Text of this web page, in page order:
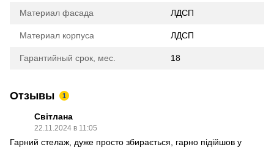
Материал фасада ЛДСП
Материал корпуса ЛДСП
Гарантийный срок, мес. 18
Отзывы 1
Світлана
22.11.2024 в 11:05
Гарний стелаж, дуже просто збирається, гарно підійшов у